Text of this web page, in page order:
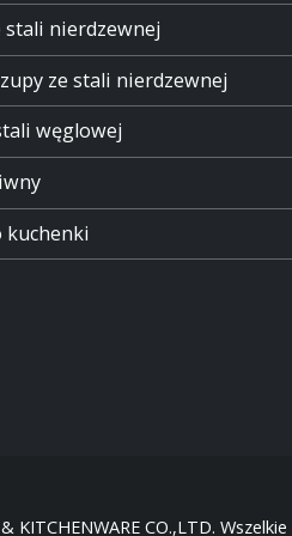
stali nierdzewnej
ze stali nierdzewnej
węglowej
kuchenki
KITCHENWARE CO.,LTD.